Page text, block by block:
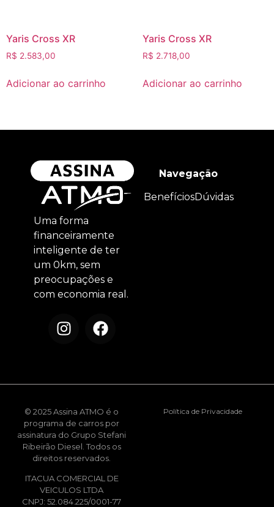
Yaris Cross XR
R$ 2.583,00
Adicionar ao carrinho
Yaris Cross XR
R$ 2.718,00
Adicionar ao carrinho
Uma forma
financeiramente
inteligente de ter
um 0km, sem
preocupações e
com economia real.
Navegação
BenefíciosDúvidas
© 2025 Assina ATMO é o
programa de carros por
assinatura do Grupo Stefani
Ribeirão Diesel. Todos os
direitos reservados.
ITACUA COMERCIAL DE
VEICULOS LTDA
CNPJ: 52.084.225/0001-77
Política de Privacidade